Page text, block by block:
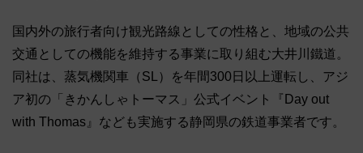
国内外の旅行者向け観光路線としての性格と、地域の公共
交通としての機能を維持する事業に取り組む大井川鐵道。
同社は、蒸気機関車（SL）を年間300日以上運転し、アジ
ア初の「きかんしゃトーマス」公式イベント『Day out
with Thomas』なども実施する静岡県の鉄道事業者です。